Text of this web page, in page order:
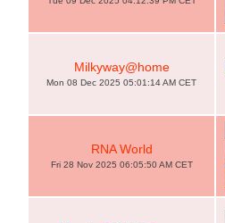
Milkyway@home
Mon 08 Dec 2025 05:01:14 AM CET
RNA World
Fri 28 Nov 2025 06:05:50 AM CET